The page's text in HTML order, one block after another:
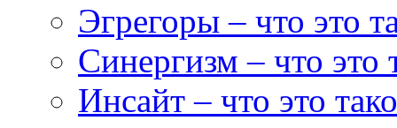
Эгрегоры – что это
Синергизм – что это
Инсайт – что это